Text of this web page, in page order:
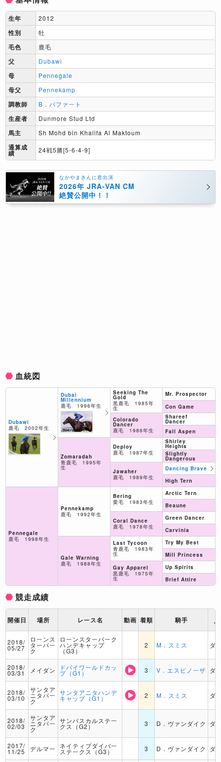
生年 2012
性別 牡
毛色 鹿毛
父 Dubawi
母 Pennegale
母父 Pennekamp
調教師 B．バファート
生産者 Dunmore Stud Ltd
馬主 Sh Mohd bin Khalifa Al Maktoum
通算成
績 24戦5勝[5-6-4-9]
なかやまきんに君出演
2026年 JRA-VAN CM
絶賛公開中！！
血統図
Dubawi
鹿毛 2002年生
Pennegale
鹿毛 1998年生
Dubai
Millennium
鹿毛 1996年生
Zomaradah
青鹿毛 1995年
生
Pennekamp
鹿毛 1992年生
Gale Warning
鹿毛 1988年生
Seeking The
Gold
黒鹿毛 1985年
生
Colorado
Dancer
鹿毛 1986年生
Deploy
鹿毛 1987年生
Jawaher
鹿毛 1989年生
Bering
栗毛 1983年生
Coral Dance
鹿毛 1978年生
Last Tycoon
青鹿毛 1983年
生
Gay Apparel
黒鹿毛 1975年
生
Mr. Prospector
Con Game
Shareef
Dancer
Fall Aspen
Shirley
Heights
Slightly
Dangerous
Dancing Brave
High Tern
Arctic Tern
Beaune
Green Dancer
Carvinia
Try My Best
Mill Princess
Up Spirits
Brief Attire
競走成績
開催日 場所 レース名 動画 着順 騎手
2018/
05/27
ローンス
ターパー
ク
ローンスターパーク
ハンデキャップ
（G3）
2 M．スミス ダ
2018/
03/31 メイダン ドバイワールドカッ
プ（G1） 3 V．エスピノーザ ダ
2018/
03/10
サンタア
ニタパー
ク
サンタアニタハンデ
キャップ（G1） 2 M．スミス ダ
2018/
02/03
サンタア
ニタパー
ク
サンパスカルステー
クス（G2） 3 D．ヴァンダイク ダ
2017/
11/25 デルマー ネイティブダイバー
ステークス（G3） 3 D．ヴァンダイク ダ